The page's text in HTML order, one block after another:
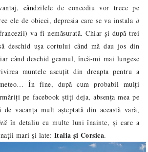
cândzilele de concediu vor trece pe
ele de obicei, depresia care se va instala à
va fi nemăsurată. Chiar și după trei
deschid ușa cortului când mă dau jos din
când deschid geamul, încă-mi mai lungesc
muntele ascuțit din dreapta pentru a
meteo… În fine, după cum probabil mulți
pe facebook știți deja, absența mea pe
vacanța mult așteptată din această vară,
în detaliu cu multe luni înainte, și care a
mari și late: Italia și Corsica.